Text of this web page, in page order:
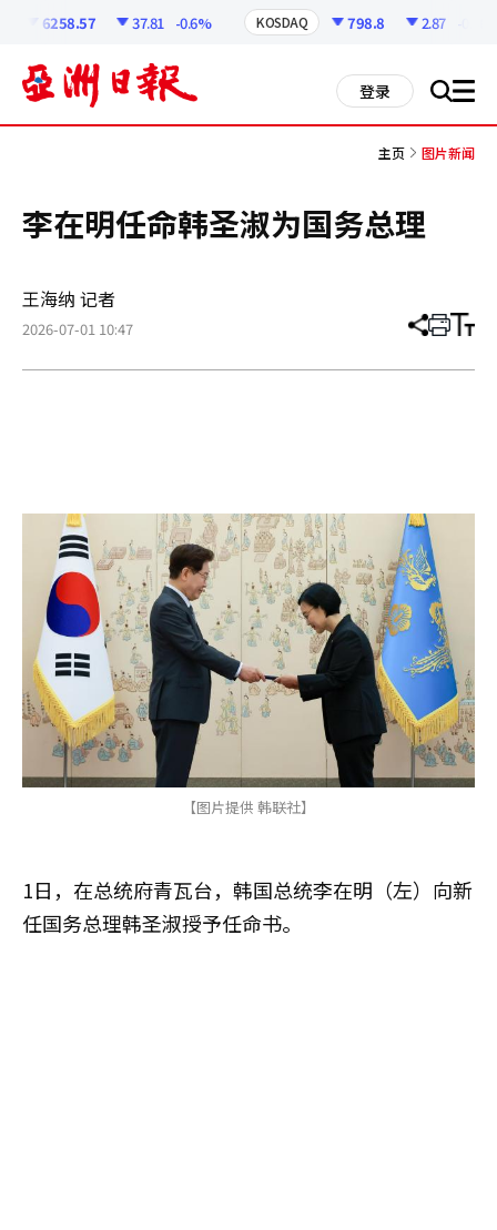
6258.57 37.81 -0.6% KOSDAQ 798.8 2.87
登录 搜 all
主页 图片新闻
李在明任命韩圣淑为国务总理
王海纳 记者
2026-07-01 10:47 分
章
打 调
小
【图片提供 韩联社】
1日，在总统府青瓦台，韩国总统李在明（左）向新
任国务总理韩圣淑授予任命书。